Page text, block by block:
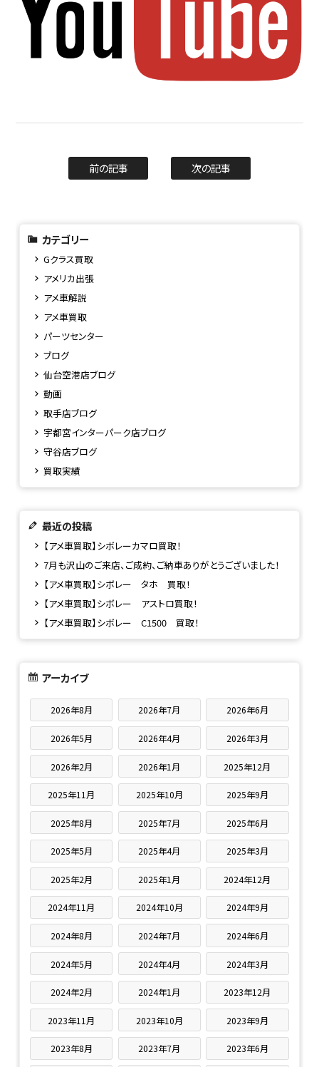
前の記事 次の記事
カテゴリー
Gクラス買取
アメリカ出張
アメ車解説
アメ車買取
パーツセンター
ブログ
仙台空港店ブログ
動画
取手店ブログ
宇都宮インターパーク店ブログ
守谷店ブログ
買取実績
最近の投稿
【アメ車買取】シボレーカマロ買取！
7月も沢山のご来店、ご成約、ご納車ありがとうございました！
【アメ車買取】シボレー タホ 買取！
【アメ車買取】シボレー アストロ買取！
【アメ車買取】シボレー C1500 買取！
アーカイブ
2026年8月 2026年7月 2026年6月
2026年5月 2026年4月 2026年3月
2026年2月 2026年1月 2025年12月
2025年11月 2025年10月 2025年9月
2025年8月 2025年7月 2025年6月
2025年5月 2025年4月 2025年3月
2025年2月 2025年1月 2024年12月
2024年11月 2024年10月 2024年9月
2024年8月 2024年7月 2024年6月
2024年5月 2024年4月 2024年3月
2024年2月 2024年1月 2023年12月
2023年11月 2023年10月 2023年9月
2023年8月 2023年7月 2023年6月